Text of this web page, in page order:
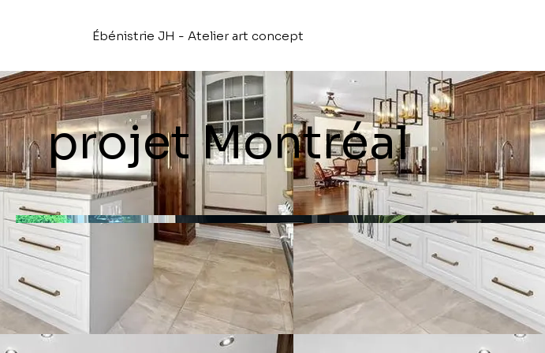
Ébénistrie JH - Atelier art concept
projet Montréal